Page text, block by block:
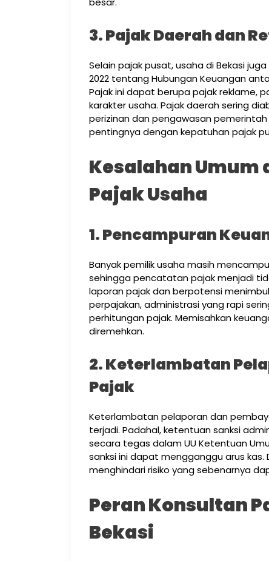
3. Pajak Daerah dan
Selain pajak pusat, usaha di Bekasi
2022 tentang Hubungan Keuangan
Pajak ini dapat berupa pajak reklame,
karakter usaha. Pajak daerah sering
perizinan dan pengawasan
pentingnya dengan kepatuhan pajak
Kesalahan Umum
Pajak Usaha
1. Pencampuran
Banyak pemilik usaha masih
sehingga pencatatan pajak menjadi
laporan pajak dan berpotensi
perpajakan, administrasi yang rapi
perhitungan pajak. Memisahkan
diremehkan.
2. Keterlambatan
Pajak
Keterlambatan pelaporan dan
terjadi. Padahal, ketentuan sanksi
secara tegas dalam UU Ketentuan
sanksi ini dapat mengganggu arus
menghindari risiko yang sebenarnya
Peran Konsultan
Bekasi